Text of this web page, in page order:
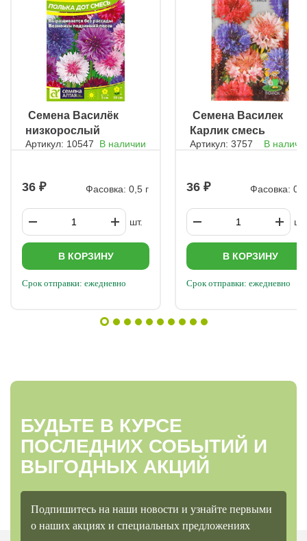
ㅤ Семена Василёк
низкорослый
Полька Дот смесь
Артикул: 10547 В наличии
36 Фасовка: 0,5 г
шт.
В КОРЗИНУ
Срок отправки: ежедневно
ㅤ Семена Василек
Карлик смесь
пастельных
Артикул: 3757 В
36 Фасовка: 0,1
шт.
В КОРЗИНУ
Срок отправки: ежедневно
БУДЬТЕ В КУРСЕ
ПОСЛЕДНИХ СОБЫТИЙ И
ВЫГОДНЫХ АКЦИЙ
Подпишитесь на наши новости и узнайте первыми
о наших акциях и специальных предложениях